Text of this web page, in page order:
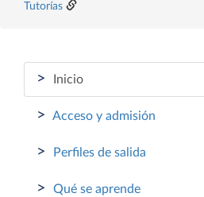
Tutorías
> Inicio
> Acceso y admisión
> Perfiles de salida
> Qué se aprende